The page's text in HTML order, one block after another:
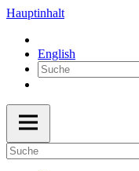
Hauptinhalt
English